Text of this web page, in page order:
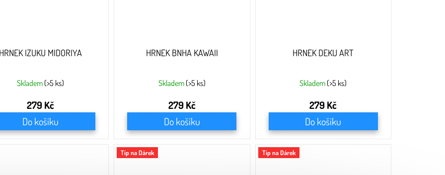
HRNEK IZUKU MIDORIYA
Skladem (>5 ks)
279 Kč
Do košíku
HRNEK BNHA KAWAII
Skladem (>5 ks)
279 Kč
Do košíku
HRNEK DEKU ART
Skladem (>5 ks)
279 Kč
Do košíku
Tip na Dárek Tip na Dárek